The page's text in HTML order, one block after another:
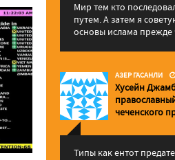
Мир тем кто
путем. А затем я
основы ислама прежде
АЗЕР ГАСАНЛИ
Хусейн
чеченского
Типы как ентот